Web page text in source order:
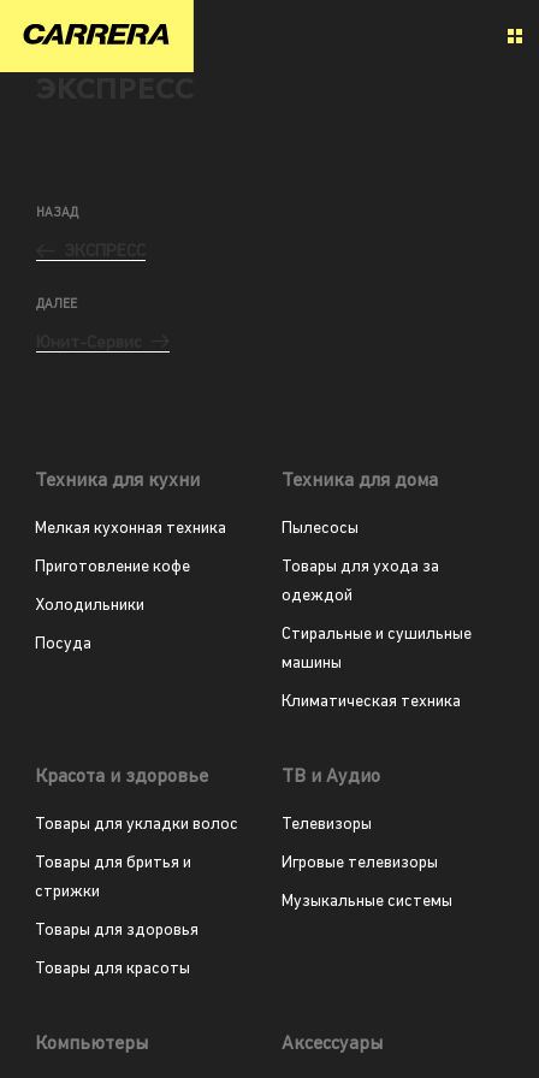
НАЗАД
ДАЛЕЕ
Техника для кухни
Мелкая кухонная техника
Приготовление кофе
Холодильники
Посуда
Техника для дома
Пылесосы
Товары для ухода за
одеждой
Стиральные и сушильные
машины
Климатическая техника
Красота и здоровье
Товары для укладки волос
Товары для бритья и
стрижки
Товары для здоровья
Товары для красоты
ТВ и Аудио
Телевизоры
Игровые телевизоры
Музыкальные системы
Компьютеры Аксессуары